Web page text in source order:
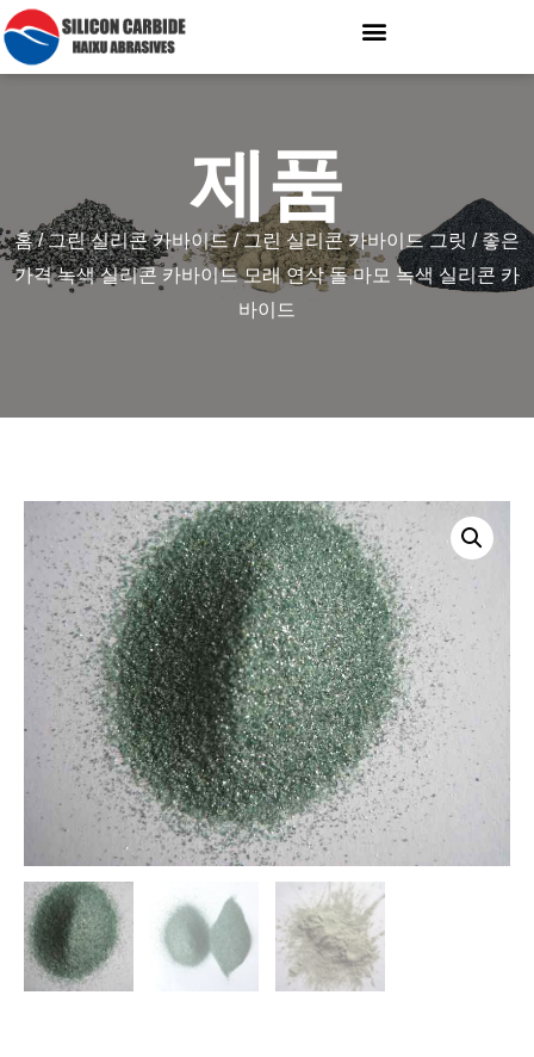
제품
홈/그린 실리콘 카바이드/그린 실리콘 카바이드 그릿/ 좋은
가격 녹색 실리콘 카바이드 모래 연삭 돌 마모 녹색 실리콘 카
바이드